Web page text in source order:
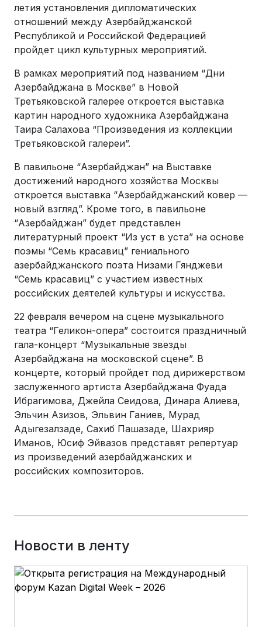
летия установления дипломатических
отношений между Азербайджанской
Республикой и Российской Федерацией
пройдет цикл культурных мероприятий.
В рамках мероприятий под названием “Дни
Азербайджана в Москве” в Новой
Третьяковской галерее откроется выставка
картин народного художника Азербайджана
Таира Салахова “Произведения из коллекции
Третьяковской галереи”.
В павильоне “Азербайджан” на Выставке
достижений народного хозяйства Москвы
откроется выставка “Азербайджанский ковер —
новый взгляд”. Кроме того, в павильоне
“Азербайджан” будет представлен
литературный проект “Из уст в уста” на основе
поэмы “Семь красавиц” гениального
азербайджанского поэта Низами Гянджеви
“Семь красавиц” с участием известных
российских деятелей культуры и искусства.
22 февраля вечером на сцене музыкального
театра “Геликон-опера” состоится праздничный
гала-концерт “Музыкальные звезды
Азербайджана на московской сцене”. В
концерте, который пройдет под дирижерством
заслуженного артиста Азербайджана Фуада
Ибрагимова, Джейла Сеидова, Динара Алиева,
Эльчин Азизов, Эльвин Ганиев, Мурад
Адыгезалзаде, Сахиб Пашазаде, Шахрияр
Иманов, Юсиф Эйвазов представят репертуар
из произведений азербайджанских и
российских композиторов.
Новости в ленту